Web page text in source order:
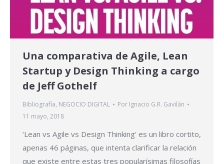
Una comparativa de Agile, Lean
Startup y Design Thinking a cargo
de Jeff Gothelf
Bibliografía, NEGOCIO DIGITAL Por Ignacio G.R. Gavilán
11 mayo, 2018
‘Lean vs Agile vs Design Thinking‘ es un libro cortito,
apenas 46 páginas, que intenta clarificar la relación
que existe entre estas tres popularísimas filosofías